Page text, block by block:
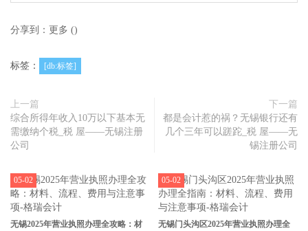
分享到： 更多 ()
标签： [db:标签]
上一篇
综合所得年收入10万以下基本无
需缴纳个税_税 屋——无锡注册
公司
下一篇
都是会计惹的祸？无锡银行还有
几个三年可以蹉跎_税 屋——无
锡注册公司
无锡2025年营业执照办理全攻略：材
05-02
无锡门头沟区2025年营业执照办理全
05-02